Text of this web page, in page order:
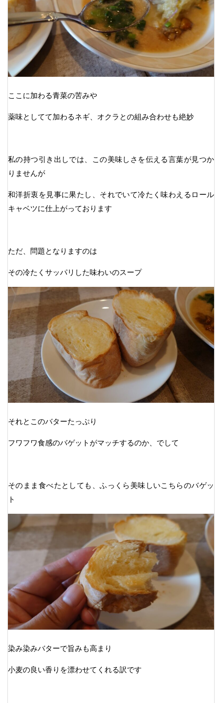
ここに加わる青菜の苦みや
薬味としてて加わるネギ、オクラとの組み合わせも絶妙
私の持つ引き出しでは、この美味しさを伝える言葉が見つか
りませんが
和洋折衷を見事に果たし、それでいて冷たく味わえるロール
キャベツに仕上がっております
ただ、問題となりますのは
その冷たくサッパリした味わいのスープ
それとこのバターたっぷり
フワフワ食感のバゲットがマッチするのか、でして
そのまま食べたとしても、ふっくら美味しいこちらのバゲッ
ト
染み染みバターで旨みも高まり
小麦の良い香りを漂わせてくれる訳です